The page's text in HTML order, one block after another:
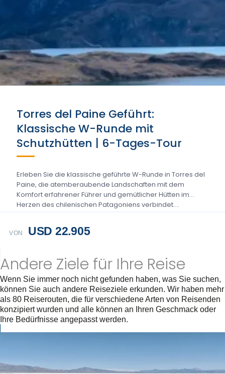
Torres del Paine Geführt:
Klassische W-Runde mit
Schutzhütten | 6-Tages-Tour
Erleben Sie die klassische geführte W-Runde in Torres del
Paine, die atemberaubende Landschaften mit dem
Komfort erfahrener Führer und gemütlicher Hütten im
Herzen des chilenischen Patagoniens verbindet....
VON USD 22.905
Andere Ziele für Ihre Reise
Wenn Sie immer noch nicht gefunden haben, was Sie suchen,
können Sie auch andere Reiseziele erkunden. Wir haben mehr
als 80 Reiserouten, die für verschiedene Arten von Reisenden
konzipiert wurden und alle können an Ihren Geschmack oder
Ihre Bedürfnisse angepasst werden.